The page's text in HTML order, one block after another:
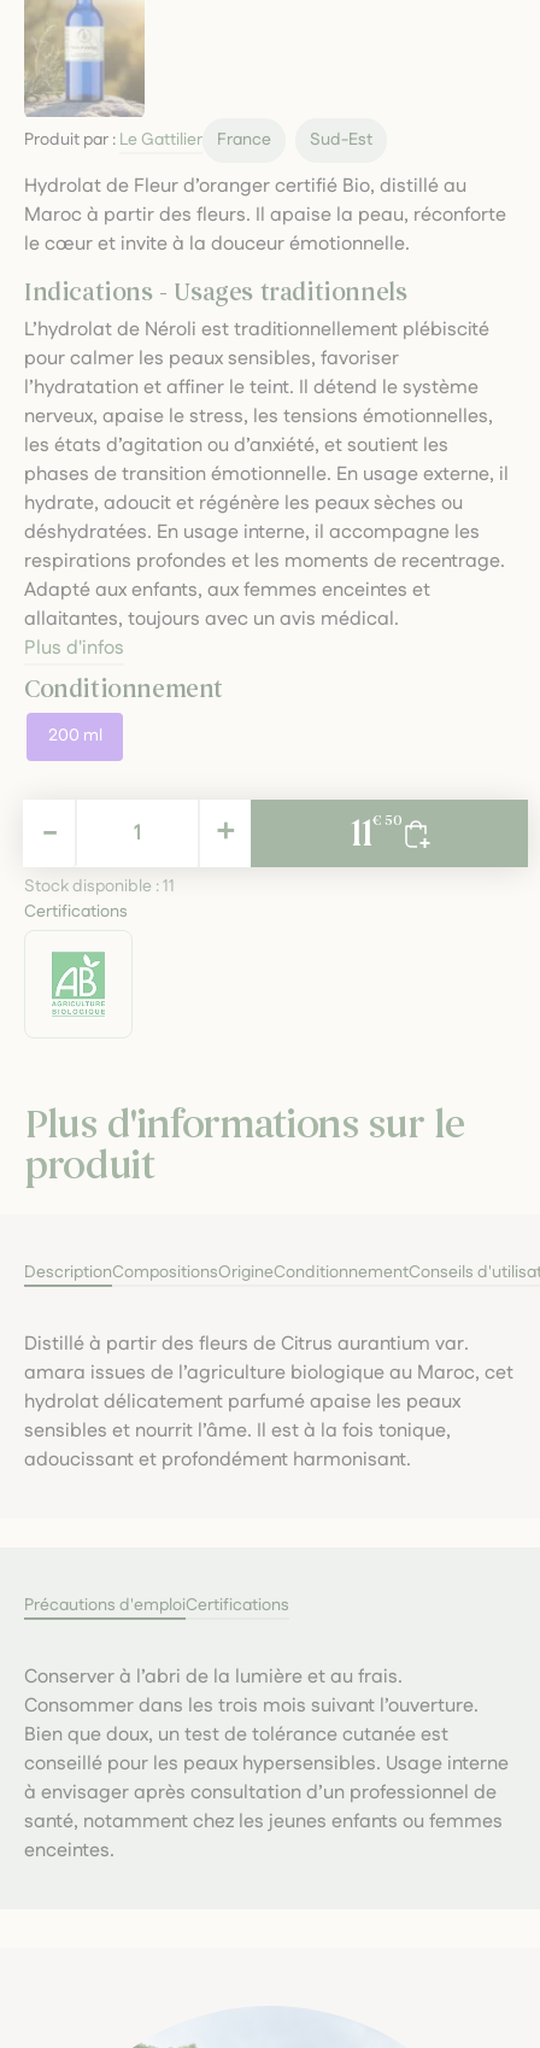
Produit par : Le Gattilier France Sud-Est
Hydrolat de Fleur d’oranger certifié Bio, distillé au
Maroc à partir des fleurs. Il apaise la peau, réconforte
le cœur et invite à la douceur émotionnelle.
Indications - Usages traditionnels
L’hydrolat de Néroli est traditionnellement plébiscité
pour calmer les peaux sensibles, favoriser
l’hydratation et affiner le teint. Il détend le système
nerveux, apaise le stress, les tensions émotionnelles,
les états d’agitation ou d’anxiété, et soutient les
phases de transition émotionnelle. En usage externe, il
hydrate, adoucit et régénère les peaux sèches ou
déshydratées. En usage interne, il accompagne les
respirations profondes et les moments de recentrage.
Adapté aux enfants, aux femmes enceintes et
allaitantes, toujours avec un avis médical.
Plus d'infos
Conditionnement
200 ml
11,50 € +
- 11€ 50
Stock disponible :11
Certifications
Plus d'informations sur le
produit
DescriptionCompositionsOrigineConditionnementConseils
Distillé à partir des fleurs de Citrus aurantium var.
amara issues de l’agriculture biologique au Maroc, cet
hydrolat délicatement parfumé apaise les peaux
sensibles et nourrit l’âme. Il est à la fois tonique,
adoucissant et profondément harmonisant.
Précautions d'emploiCertifications
Conserver à l’abri de la lumière et au frais.
Consommer dans les trois mois suivant l’ouverture.
Bien que doux, un test de tolérance cutanée est
conseillé pour les peaux hypersensibles. Usage interne
à envisager après consultation d’un professionnel de
santé, notamment chez les jeunes enfants ou femmes
enceintes.